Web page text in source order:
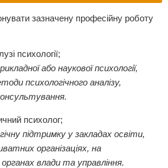
зазначену професійну роботу
психології;
або наукової психології,
психологічного аналізу,
психолог;
підтримку у закладах освіти,
організаціях, на
влади та управління.